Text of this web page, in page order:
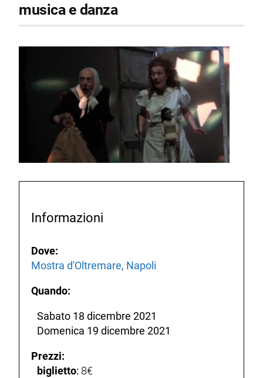
musica e danza
Informazioni
Dove:
Mostra d'Oltremare, Napoli
Quando:
Sabato 18 dicembre 2021
Domenica 19 dicembre 2021
Prezzi:
biglietto: 8€